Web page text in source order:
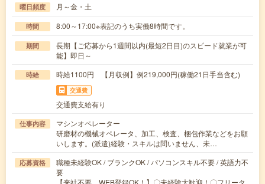
曜日頻度 月～金・土
時間 8:00～17:00※表記のうち実働8時間です。
期間
長期【ご応募から1週間以内(最短2日目)のスピード就業が可
能】即日～
時給 時給1100円 【月収例】例219,000円(稼働21日手当含む)
交通費
交通費支給有り
仕事内容
マシンオペレーター
研磨材の機械オペレータ、加工、検査、梱包作業などをお願
いします。(派遣)経験・スキルは問いません、未…
応募資格
職種未経験OK / ブランクOK / パソコンスキル不要 / 英語力不
要